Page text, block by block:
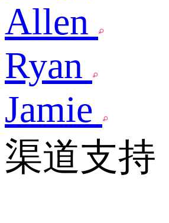
Allen
Ryan
Jamie
渠道支持